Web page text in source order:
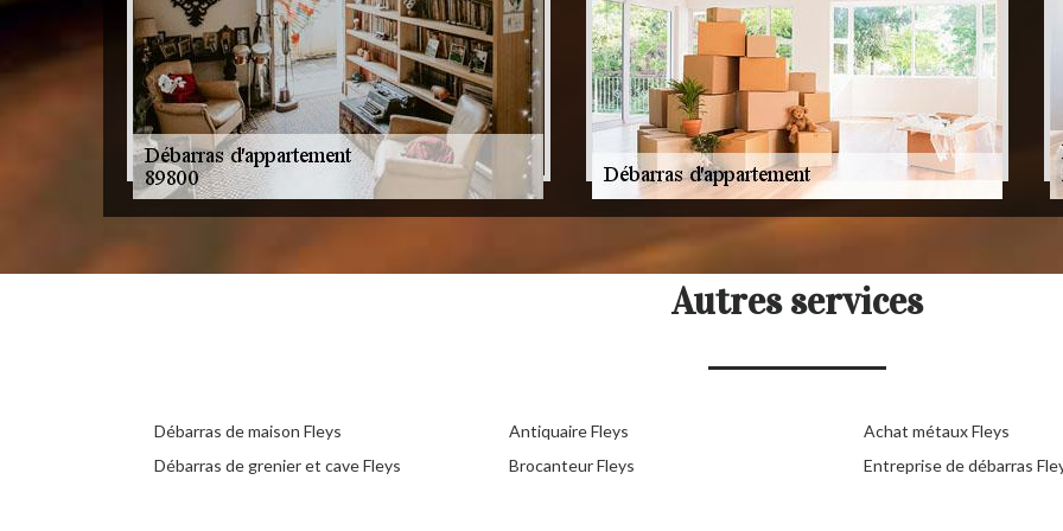
Autres services
Débarras de maison Fleys
Débarras de grenier et cave Fleys
Antiquaire Fleys
Brocanteur Fleys
Achat métaux Fleys
Entreprise de débarras